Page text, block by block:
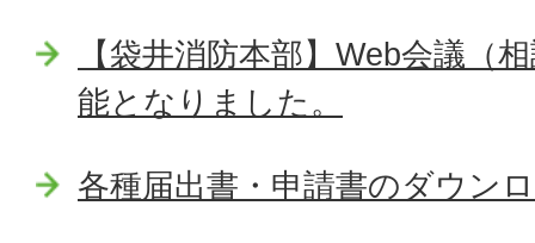
【袋井消防本部】Web会議（
能となりました。
各種届出書・申請書のダウン